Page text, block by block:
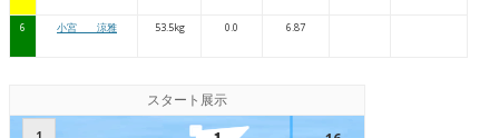
6 小宮 涼雅 53.5kg 0.0 6.87
スタート展示